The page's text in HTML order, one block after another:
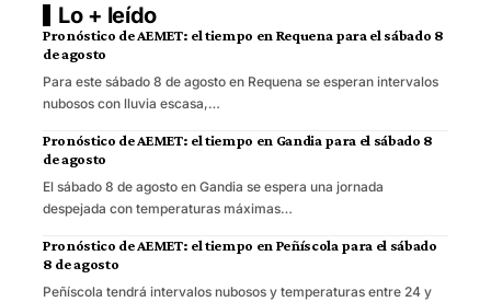
Lo + leído
Pronóstico de AEMET: el tiempo en Requena para el sábado 8
de agosto
Para este sábado 8 de agosto en Requena se esperan intervalos
nubosos con lluvia escasa,…
Pronóstico de AEMET: el tiempo en Gandia para el sábado 8
de agosto
El sábado 8 de agosto en Gandia se espera una jornada
despejada con temperaturas máximas…
Pronóstico de AEMET: el tiempo en Peñíscola para el sábado
8 de agosto
Peñíscola tendrá intervalos nubosos y temperaturas entre 24 y